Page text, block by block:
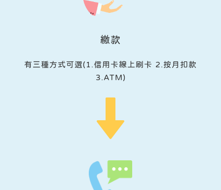
繳款
有三種方式可選(1.信用卡線上刷卡 2.按月扣款
3.ATM)